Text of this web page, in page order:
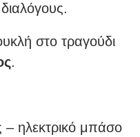
στο τραγούδι
.
ηλεκτρικό μπάσο